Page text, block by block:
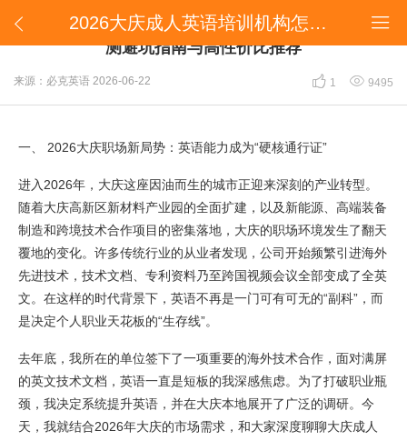
 
​2026大庆成人英语培训机构怎么选？大庆上班族亲测避坑指南与高性价比推荐
​2026大庆成人英语培训机构怎么选？大庆上班族亲
测避坑指南与高性价比推荐
来源：必克英语 2026-06-22  1  9495
一、 2026大庆职场新局势：英语能力成为“硬核通行证”
进入2026年，大庆这座因油而生的城市正迎来深刻的产业转型。
随着大庆高新区新材料产业园的全面扩建，以及新能源、高端装备
制造和跨境技术合作项目的密集落地，大庆的职场环境发生了翻天
覆地的变化。许多传统行业的从业者发现，公司开始频繁引进海外
先进技术，技术文档、专利资料乃至跨国视频会议全部变成了全英
文。在这样的时代背景下，英语不再是一门可有可无的“副科”，而
是决定个人职业天花板的“生存线”。
去年底，我所在的单位签下了一项重要的海外技术合作，面对满屏
的英文技术文档，英语一直是短板的我深感焦虑。为了打破职业瓶
颈，我决定系统提升英语，并在大庆本地展开了广泛的调研。今
天，我就结合2026年大庆的市场需求，和大家深度聊聊大庆成人